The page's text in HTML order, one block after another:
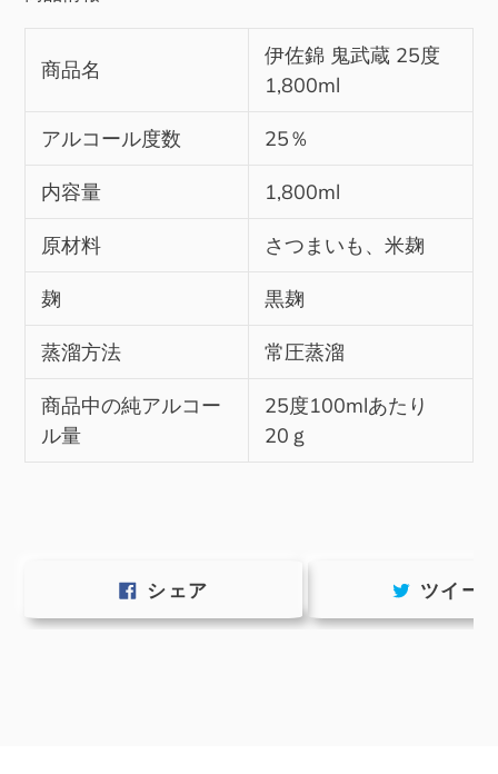
商品名
伊佐錦 鬼武蔵 25度
1,800ml
アルコール度数 25％
内容量 1,800ml
原材料 さつまいも、米麹
麹 黒麹
蒸溜方法 常圧蒸溜
商品中の純アルコー
ル量
25度100mlあたり
20ｇ
シェア
シ
ツイー